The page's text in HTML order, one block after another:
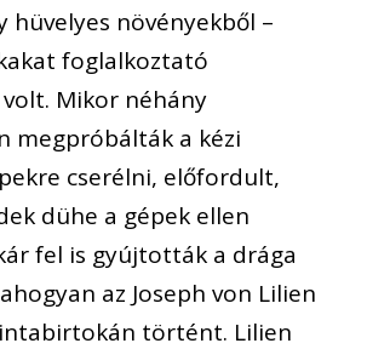
hüvelyes növényekből –
foglalkoztató
Mikor néhány
megpróbálták a kézi
cserélni, előfordult,
dühe a gépek ellen
fel is gyújtották a drága
az Joseph von Lilien
történt. Lilien